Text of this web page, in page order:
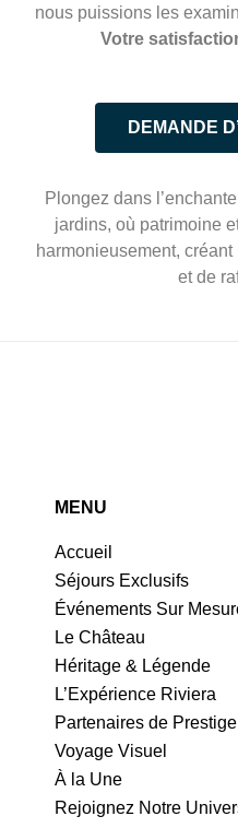
nous puissions les
Votre
DEMANDE
Plongez dans
jardins, où patrimoine
harmonieusement,
et de
MENU
Accueil
Séjours Exclusifs
Événements Sur
Le Château
Héritage & Légende
L’Expérience Riviera
Partenaires de Prestige
Voyage Visuel
À la Une
Rejoignez Notre